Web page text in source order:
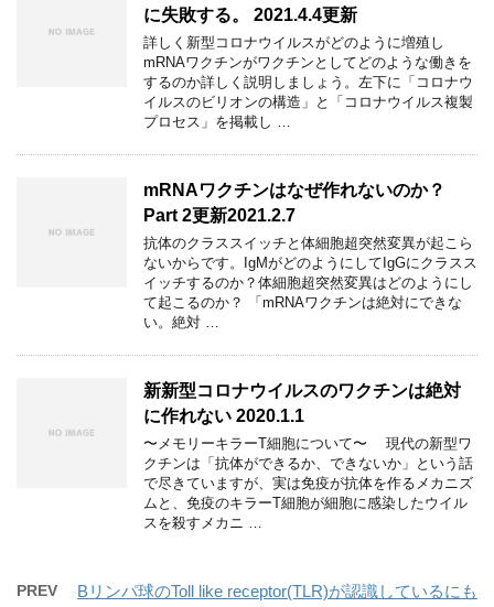
に失敗する。 2021.4.4更新
詳しく新型コロナウイルスがどのように増殖し
mRNAワクチンがワクチンとしてどのような働きを
するのか詳しく説明しましょう。左下に「コロナウ
イルスのビリオンの構造」と「コロナウイルス複製
プロセス」を掲載し …
mRNAワクチンはなぜ作れないのか？
Part 2更新2021.2.7
抗体のクラススイッチと体細胞超突然変異が起こら
ないからです。IgMがどのようにしてIgGにクラスス
イッチするのか？体細胞超突然変異はどのようにし
て起こるのか？ 「mRNAワクチンは絶対にできな
い。絶対 …
新新型コロナウイルスのワクチンは絶対
に作れない 2020.1.1
〜メモリーキラーT細胞について〜 現代の新型ワ
クチンは「抗体ができるか、できないか」という話
で尽きていますが、実は免疫が抗体を作るメカニズ
ムと、免疫のキラーT細胞が細胞に感染したウイル
スを殺すメカニ …
PREV
Bリンパ球のToll like receptor(TLR)が認識しているにも